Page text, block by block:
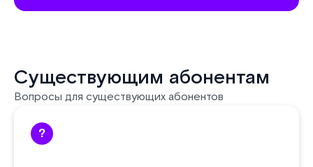
Существующим абонентам
Вопросы для существующих абонентов
?